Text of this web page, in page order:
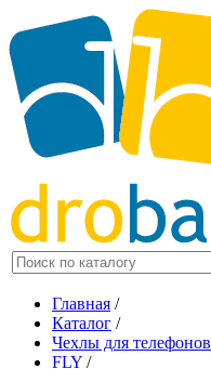
Главная /
Каталог /
Чехлы для телефонов
FLY /